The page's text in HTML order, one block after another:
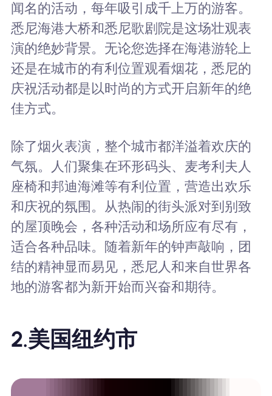
闻名的活动，每年吸引成千上万的游客。
悉尼海港大桥和悉尼歌剧院是这场壮观表
演的绝妙背景。无论您选择在海港游轮上
还是在城市的有利位置观看烟花，悉尼的
庆祝活动都是以时尚的方式开启新年的绝
佳方式。
除了烟火表演，整个城市都洋溢着欢庆的
气氛。人们聚集在环形码头、麦考利夫人
座椅和邦迪海滩等有利位置，营造出欢乐
和庆祝的氛围。从热闹的街头派对到别致
的屋顶晚会，各种活动和场所应有尽有，
适合各种品味。随着新年的钟声敲响，团
结的精神显而易见，悉尼人和来自世界各
地的游客都为新开始而兴奋和期待。
2.美国纽约市